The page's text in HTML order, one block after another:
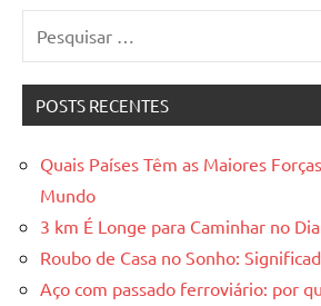
POSTS RECENTES
Quais Países Têm as Maiores
Mundo
3 km É Longe para Caminhar no Dia
Roubo de Casa no Sonho:
Aço com passado ferroviário: por